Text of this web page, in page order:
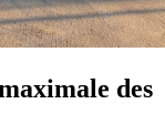
des